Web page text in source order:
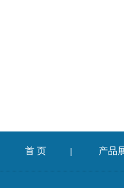
首 页 | 产品